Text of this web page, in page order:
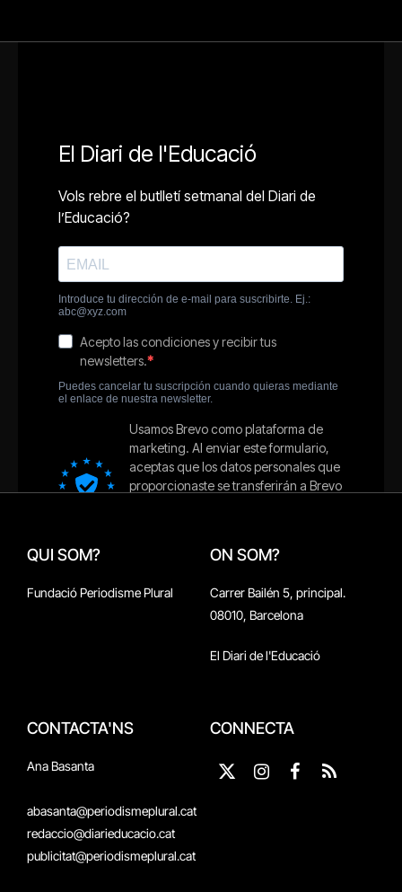
QUI SOM?
Fundació Periodisme Plural
ON SOM?
Carrer Bailén 5, principal.
08010, Barcelona
El Diari de l'Educació
CONTACTA'NS
Ana Basanta
abasanta@periodismeplural.cat
redaccio@diarieducacio.cat
publicitat@periodismeplural.cat
CONNECTA
X
InstagramFacebook
RSS